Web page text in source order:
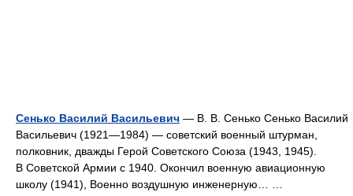
Сенько Василий Васильевич — В. В. Сенько Сенько Василий
Васильевич (1921—1984) — советский военный штурман,
полковник, дважды Герой Советского Союза (1943, 1945).
В Советской Армии с 1940. Окончил военную авиационную
школу (1941), Военно воздушную инженерную… …